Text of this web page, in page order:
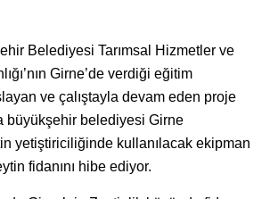
Belediyesi Tarımsal Hizmetler ve
Girne’de verdiği eğitim
ve çalıştayla devam eden proje
büyükşehir belediyesi Girne
yetiştiriciliğinde kullanılacak ekipman
fidanını hibe ediyor.